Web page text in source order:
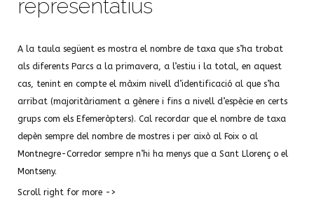
representatius
A la taula següent es mostra el nombre de taxa que s’ha trobat
als diferents Parcs a la primavera, a l’estiu i la total, en aquest
cas, tenint en compte el màxim nivell d’identificació al que s’ha
arribat (majoritàriament a gènere i fins a nivell d’espècie en certs
grups com els Efemeròpters). Cal recordar que el nombre de taxa
depèn sempre del nombre de mostres i per això al Foix o al
Montnegre-Corredor sempre n’hi ha menys que a Sant Llorenç o el
Montseny.
Scroll right for more ->